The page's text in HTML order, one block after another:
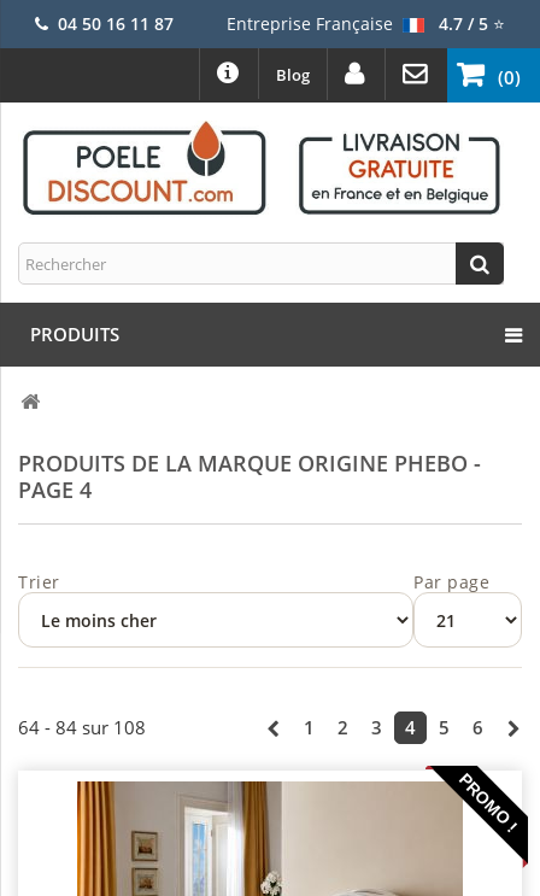
04 50 16 11 87 Entreprise Française 4.7 / 5⭐
(0)
Blog
PRODUITS
PRODUITS DE LA MARQUE ORIGINE PHEBO -
PAGE 4
Trier Par page
1 2 3 4 5 6
64 - 84 sur 108
PROMO !